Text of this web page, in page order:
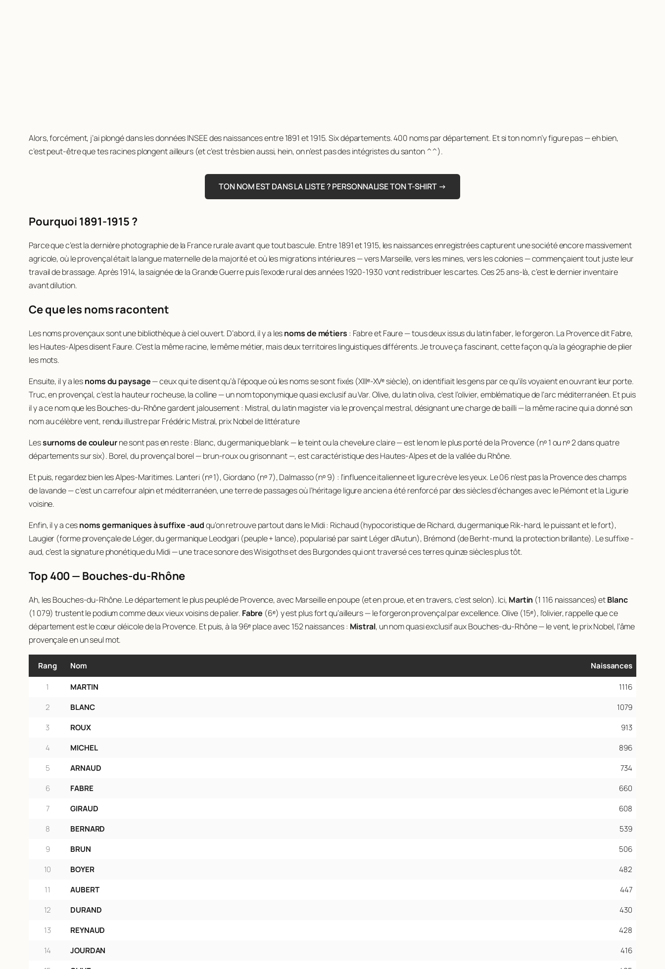
Alors, forcément, j’ai plongé dans les données INSEE des naissances entre 1891 et 1915. Six départements. 400 noms par département. Et si ton nom n’y figure pas — eh bien,
c’est peut-être que tes racines plongent ailleurs (et c’est très bien aussi, hein, on n’est pas des intégristes du santon ^^).
TON NOM EST DANS LA LISTE ? PERSONNALISE TON T-SHIRT →
Pourquoi 1891-1915 ?
Parce que c’est la dernière photographie de la France rurale avant que tout bascule. Entre 1891 et 1915, les naissances enregistrées capturent une société encore massivement
agricole, où le provençal était la langue maternelle de la majorité et où les migrations intérieures — vers Marseille, vers les mines, vers les colonies — commençaient tout juste leur
travail de brassage. Après 1914, la saignée de la Grande Guerre puis l’exode rural des années 1920-1930 vont redistribuer les cartes. Ces 25 ans-là, c’est le dernier inventaire
avant dilution.
Ce que les noms racontent
Les noms provençaux sont une bibliothèque à ciel ouvert. D’abord, il y a lesnoms de métiers : FabreetFaure— tous deux issus du latinfaber, le forgeron. La Provence ditFabre,
les Hautes-Alpes disentFaure. C’est la même racine, le même métier, mais deux territoires linguistiques différents. Je trouve ça fascinant, cette façon qu’a la géographie de plier
les mots.
Ensuite, il y a lesnoms du paysage— ceux qui te disent qu’à l’époque où les noms se sont fixés (XIIIᵉ-XVᵉ siècle), on identifiait les gens par ce qu’ils voyaient en ouvrant leur porte.
Truc, en provençal, c’est la hauteur rocheuse, la colline — un nom toponymique quasi exclusif au Var.Olive, du latinoliva, c’est l’olivier, emblématique de l’arc méditerranéen. Et puis
il y a ce nom que les Bouches-du-Rhône gardent jalousement : Mistral, du latinmagistervia le provençalmestral, désignant une charge de bailli — la même racine qui a donné son
nom au célèbre vent, rendu illustre par Frédéric Mistral, prix Nobel de littérature
Lessurnoms de couleurne sont pas en reste : Blanc, du germaniqueblank— le teint ou la chevelure claire — est le nom le plus porté de la Provence (nᵒ 1 ou nᵒ 2 dans quatre
départements sur six). Borel, du provençalborel— brun-roux ou grisonnant —, est caractéristique des Hautes-Alpes et de la vallée du Rhône.
Et puis, regardez bien les Alpes-Maritimes. Lanteri(nᵒ 1),Giordano (nᵒ 7),Dalmasso(nᵒ 9) : l’influence italienne et ligure crève les yeux. Le 06 n’est pas la Provence des champs
de lavande — c’est un carrefour alpin et méditerranéen, une terre de passages où l’héritage ligure ancien a été renforcé par des siècles d’échanges avec le Piémont et la Ligurie
voisine.
Enfin, il y a cesnoms germaniques à suffixe -audqu’on retrouve partout dans le Midi : Richaud(hypocoristique de Richard, du germaniqueRik-hard, le puissant et le fort),
Laugier (forme provençale de Léger, du germaniqueLeodgari (peuple + lance), popularisé par saint Léger d’Autun), Brémond(deBerht-mund, la protection brillante). Le suffixe -
aud, c’est la signature phonétique du Midi — une trace sonore des Wisigoths et des Burgondes qui ont traversé ces terres quinze siècles plus tôt.
Top 400 — Bouches-du-Rhône
Ah, les Bouches-du-Rhône. Le département le plus peuplé de Provence, avec Marseille en poupe (et en proue, et en travers, c’est selon). Ici, Martin (1 116 naissances) etBlanc
(1 079) trustent le podium comme deux vieux voisins de palier. Fabre (6ᵉ) y est plus fort qu’ailleurs — le forgeron provençal par excellence.Olive (15ᵉ), l’olivier, rappelle que ce
département est le cœur oléicole de la Provence. Et puis, à la 96ᵉ place avec 152 naissances : Mistral, un nom quasi exclusif aux Bouches-du-Rhône — le vent, le prix Nobel, l’âme
provençale en un seul mot.
Rang Nom Naissances
1 MARTIN
1116
2
BLANC
1079
3
ROUX
913
4
MICHEL
896
5
ARNAUD
734
6
FABRE
660
7
GIRAUD
608
8
BERNARD
539
9
BRUN
506
10
BOYER
482
11
AUBERT
447
12
DURAND
430
13
REYNAUD
428
14
JOURDAN
416